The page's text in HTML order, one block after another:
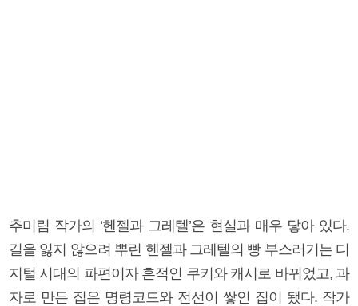
추미림 작가의 ‘헨젤과 그레텔’은 현실과 매우 닿아 있다.
길을 잃지 않으려 뿌린 헨젤과 그레텔의 빵 부스러기는 디
지털 시대의 파편이자 흔적인 쿠키와 캐시로 바뀌었고, 과
자로 만든 집은 명령코드와 전선이 쌓인 집이 됐다. 작가